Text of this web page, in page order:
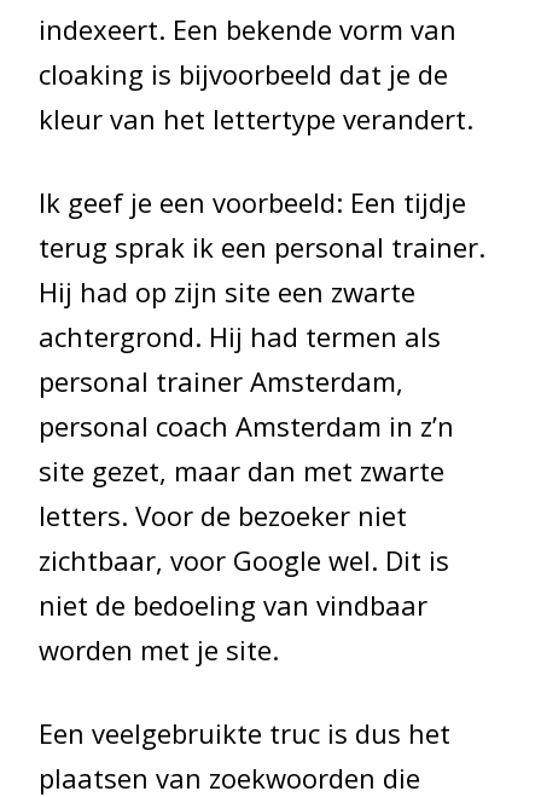
indexeert. Een bekende vorm van
cloaking is bijvoorbeeld dat je de
kleur van het lettertype verandert.
Ik geef je een voorbeeld: Een tijdje
terug sprak ik een personal trainer.
Hij had op zijn site een zwarte
achtergrond. Hij had termen als
personal trainer Amsterdam,
personal coach Amsterdam in z’n
site gezet, maar dan met zwarte
letters. Voor de bezoeker niet
zichtbaar, voor Google wel. Dit is
niet de bedoeling van vindbaar
worden met je site.
Een veelgebruikte truc is dus het
plaatsen van zoekwoorden die